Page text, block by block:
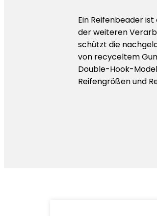
Ein Reifenbeader
der weiteren
schützt die
von recyceltem
Double-Hook-
Reifengrößen und